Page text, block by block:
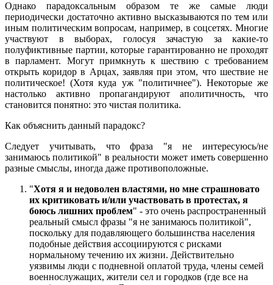
Однако парадоксальным образом те же самые люди
периодически достаточно активно высказываются по тем или
иным политическим вопросам, например, в соцсетях. Многие
участвуют в выборах, голосуя зачастую за какие-то
полуфиктивные партии, которые гарантированно не проходят
в парламент. Могут примкнуть к шествию с требованием
открыть коридор в Арцах, заявляя при этом, что шествие не
политическое! (Хотя куда уж "политичнее"). Некоторые же
настолько активно пропагандируют аполитичность, что
становится понятно: это чистая политика.
Как объяснить данный парадокс?
Следует учитывать, что фраза "я не интересуюсь/не
занимаюсь политикой" в реальности может иметь совершенно
разные смыслы, иногда даже противоположные.
"Хотя я и недоволен властями, но мне страшновато
их критиковать и/или участвовать в протестах, я
боюсь лишних проблем" - это очень распространенный
реальный смысл фразы "я не занимаюсь политикой",
поскольку для подавляющего большинства населения
подобные действия ассоциируются с рисками
нормальному течению их жизни. Действительно
уязвимы люди с подневной оплатой труда, члены семей
военнослужащих, жители сел и городков (где все на